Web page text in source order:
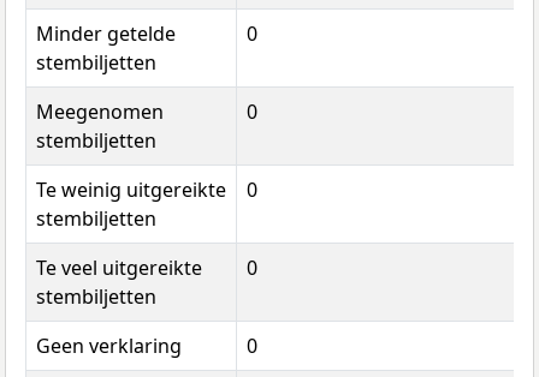
Minder getelde
stembiljetten
0
Meegenomen
stembiljetten
0
Te weinig uitgereikte
stembiljetten
0
Te veel uitgereikte
stembiljetten
0
Geen verklaring
0